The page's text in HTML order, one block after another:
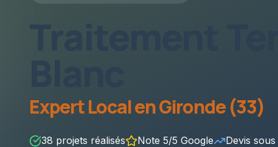
Expert Local enGironde (33)
38 projets réalisés Note 5/5 Google Devis sous